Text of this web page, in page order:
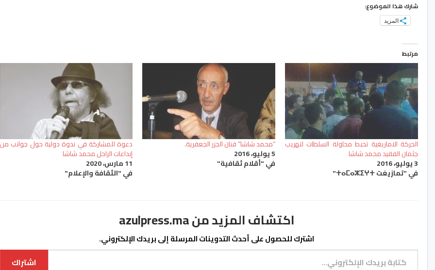
شارك هذا الموضوع:
المزيد
مرتبط
الحركة الامازيغية تحبط محاولة السلطات لتهريب
جثمان الفقيد محمد شاشا
3 يوليو، 2016
في "تمازيغت ⵜⴰⵎⴰⵣⵉⵖⵜ"
“محمد شاشا” فنان الجزر الجعفرية.
5 يوليو، 2016
في "أقلام ثقافية"
دعوة للمشاركة في ندوة دولية حول جوانب من
إبداعات الراحل محمد شاشا
11 مارس، 2020
في "الثقافة والإعلام"
اكتشاف المزيد من azulpress.ma
اشترك للحصول على أحدث التدوينات المرسلة إلى بريدك الإلكتروني.
كتابة بريدك الإلكتروني...
اشتراك